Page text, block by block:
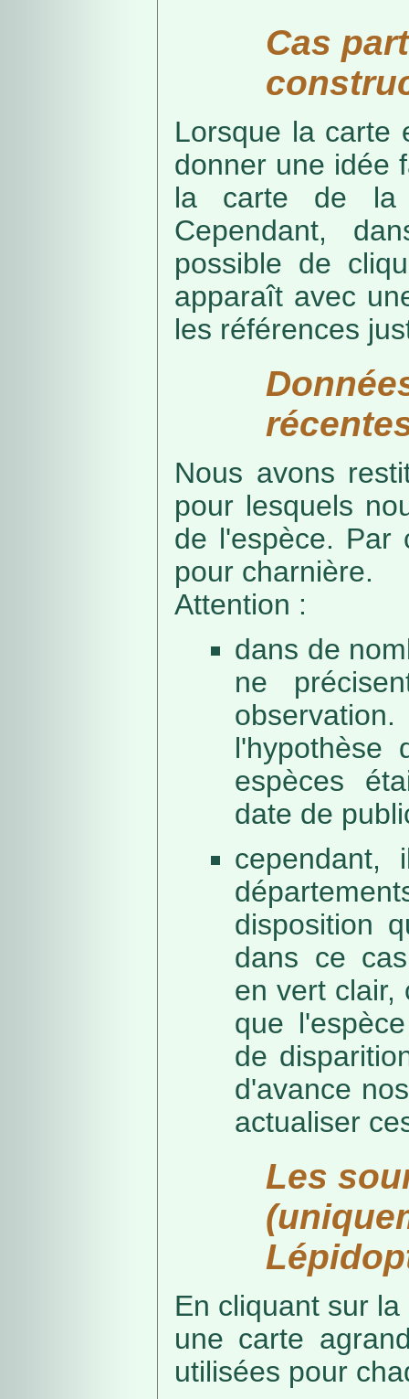
Cas
Lorsque la carte
donner une idée
la carte de la
Cependant,
possible de
apparaît avec
les références
Nous avons
pour lesquels
de l'espèce. Par
pour charnière.
Attention :
dans de
ne
l'hypothèse
espèces
date de
cependant,
disposition
dans ce
en vert clair,
que
de
d'avance
actualiser
Les
En cliquant sur
une carte
utilisées pour